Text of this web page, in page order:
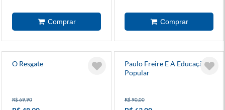
O Resgate
R$ 69,90
Paulo Freire E A Educação
Popular
R$ 90,00